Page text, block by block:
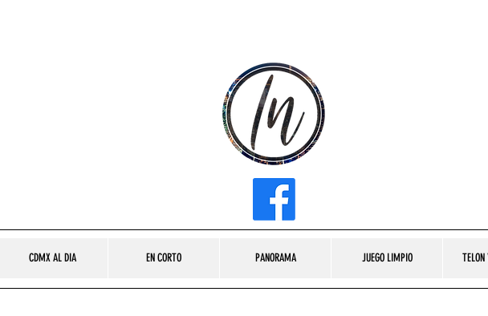
CDMX AL DIA EN CORTO PANORAMA JUEGO LIMPIO TELON